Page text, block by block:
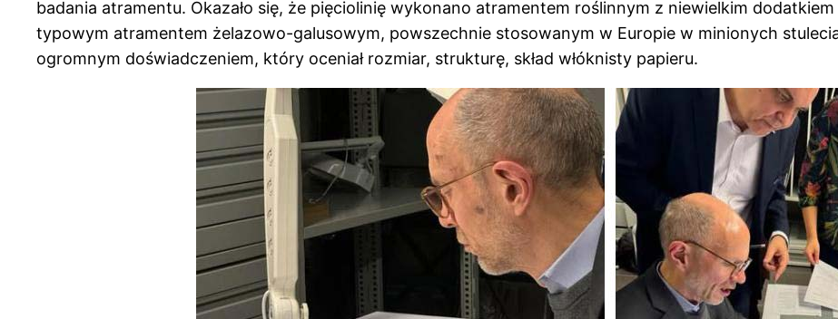
badania atramentu. Okazało się, że pięciolinię wykonano atramentem roślinnym z niewielkim
typowym atramentem żelazowo-galusowym, powszechnie stosowanym w Europie w minionych
ogromnym doświadczeniem, który oceniał rozmiar, strukturę, skład włóknisty papieru.